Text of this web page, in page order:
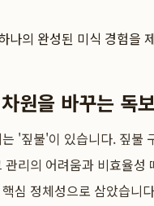
나의 완성된 미식 경험을
원을 바꾸는 독
'짚불'이 있습니다. 짚불
리의 어려움과 비효율
심 정체성으로 삼았습니